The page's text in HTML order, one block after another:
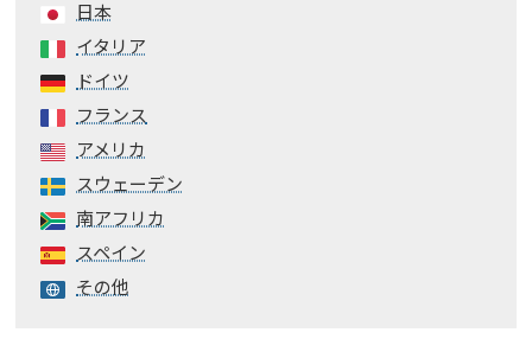
日本
イタリア
ドイツ
フランス
アメリカ
スウェーデン
南アフリカ
スペイン
その他